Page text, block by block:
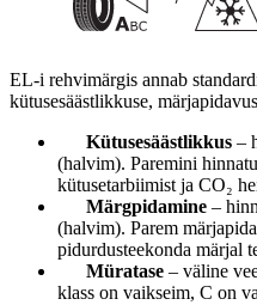
EL-i rehvimärgis annab
kütusesäästlikkuse,
Kütusesäästlikkus –
(halvim). Paremini
kütusetarbiimist ja CO₂
Märgpidamine –
(halvim). Parem
pidurdusteekonda märjal
Müratase – väline
klass on vaikseim, C on